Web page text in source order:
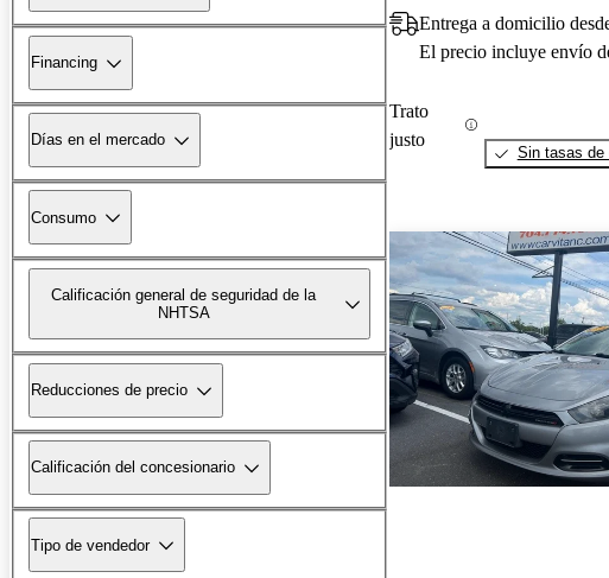
Financing
Días en el mercado
Consumo
Calificación general de seguridad de la
NHTSA
Reducciones de precio
Calificación del concesionario
Tipo de vendedor
Entrega a domicilio
El precio incluye envío
Trato
justo
Sin tasas de